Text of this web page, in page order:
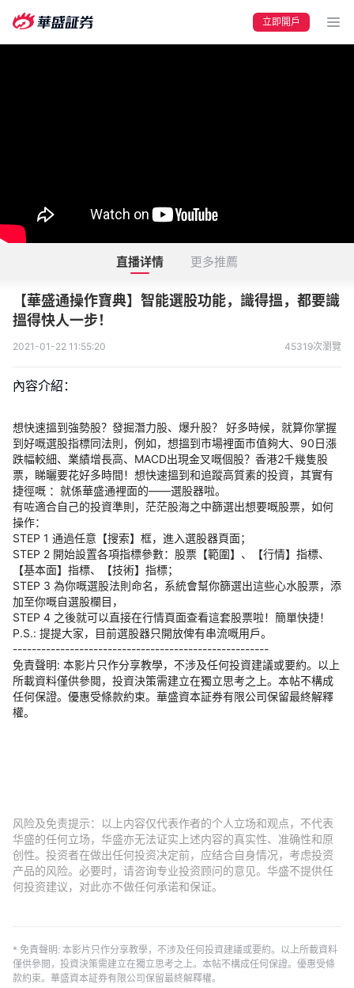
要聞
快訊
美股
港股
新股
加密貨幣
華盛APls
低時延極速交易系統
概述
AM 資產管理服務
ECM 股權資本市場服務
FICC 固定收益、外匯和大宗商品服務
WM 財富管理服務
關於我們
媒體報導
立即開戶
直播详情 更多推薦
【華盛通操作寶典】智能選股功能，識得搵，都要識
搵得快人一步！
2021-01-22 11:55:20 45319次瀏覽
內容介紹：
想快速搵到強勢股？發掘潛力股、爆升股？ 好多時候，就算你掌握
到好嘅選股指標同法則，例如，想搵到市場裡面市值夠大、90日漲
跌幅較細、業績增長高、MACD出現金叉嘅個股？香港2千幾隻股
票，睇曬要花好多時間！想快速搵到和追蹤高質素的投資，其實有
捷徑嘅 ：就係華盛通裡面的——選股器啦。
有咗適合自己的投資準則，茫茫股海之中篩選出想要嘅股票，如何
操作：
STEP 1 通過任意【搜索】框，進入選股器頁面；
STEP 2 開始設置各項指標參數：股票【範圍】、【行情】指標、
【基本面】指標、【技術】指標；
STEP 3 為你嘅選股法則命名，系統會幫你篩選出這些心水股票，添
加至你嘅自選股欄目，
STEP 4 之後就可以直接在行情頁面查看這套股票啦！簡單快捷！
P.S.: 提提大家，目前選股器只開放俾有串流嘅用戶。
------------------------------------------------------
免責聲明: 本影片只作分享教學，不涉及任何投資建議或要約。以上
所載資料僅供參閱，投資決策需建立在獨立思考之上。本帖不構成
任何保證。優惠受條款約束。華盛資本証券有限公司保留最終解釋
權。
风险及免责提示：以上内容仅代表作者的个人立场和观点，不代表
华盛的任何立场，华盛亦无法证实上述内容的真实性、准确性和原
创性。投资者在做出任何投资决定前，应结合自身情况，考虑投资
产品的风险。必要时，请咨询专业投资顾问的意见。华盛不提供任
何投资建议，对此亦不做任何承诺和保证。
* 免責聲明: 本影片只作分享教學，不涉及任何投資建議或要約。以上所載資料
僅供參閱，投資決策需建立在獨立思考之上。本帖不構成任何保證。優惠受條
款約束。華盛資本証券有限公司保留最終解釋權。